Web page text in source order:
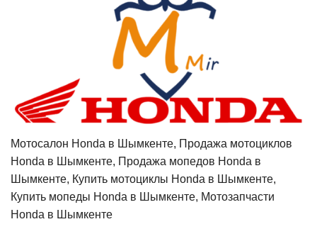
Мотосалон Honda в Шымкенте, Продажа мотоциклов
Honda в Шымкенте, Продажа мопедов Honda в
Шымкенте, Купить мотоциклы Honda в Шымкенте,
Купить мопеды Honda в Шымкенте, Мотозапчасти
Honda в Шымкенте